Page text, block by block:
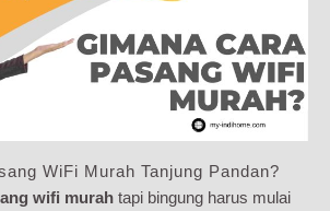
WiFi Murah Tanjung Pandan?
wifi murah tapi bingung harus mulai